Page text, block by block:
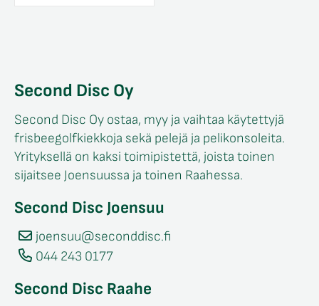
Second Disc Oy
Second Disc Oy ostaa, myy ja vaihtaa käytettyjä
frisbeegolfkiekkoja sekä pelejä ja pelikonsoleita.
Yrityksellä on kaksi toimipistettä, joista toinen
sijaitsee Joensuussa ja toinen Raahessa.
Second Disc Joensuu
joensuu@seconddisc.fi
044 243 0177
Second Disc Raahe